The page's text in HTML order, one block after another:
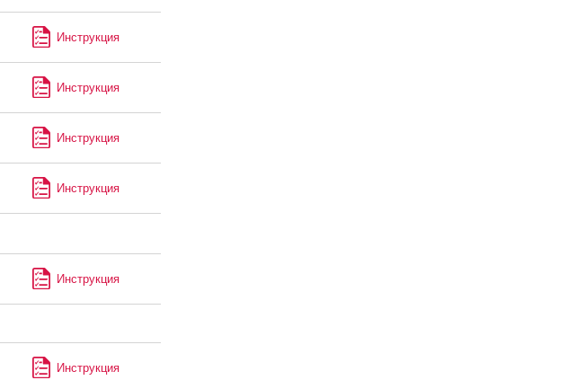
Инструкция
Инструкция
Инструкция
Инструкция
Инструкция
Инструкция